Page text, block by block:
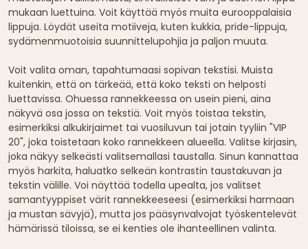
mukaan luettuina. Voit käyttää myös muita eurooppalaisia
lippuja. Löydät useita motiiveja, kuten kukkia, pride-lippuja,
sydämenmuotoisia suunnittelupohjia ja paljon muuta.
Voit valita oman, tapahtumaasi sopivan tekstisi. Muista
kuitenkin, että on tärkeää, että koko teksti on helposti
luettavissa. Ohuessa rannekkeessa on usein pieni, aina
näkyvä osa jossa on tekstiä. Voit myös toistaa tekstin,
esimerkiksi alkukirjaimet tai vuosiluvun tai jotain tyyliin "VIP
20", joka toistetaan koko rannekkeen alueella. Valitse kirjasin,
joka näkyy selkeästi valitsemallasi taustalla. Sinun kannattaa
myös harkita, haluatko selkeän kontrastin taustakuvan ja
tekstin välille. Voi näyttää todella upealta, jos valitset
samantyyppiset värit rannekkeeseesi (esimerkiksi harmaan
ja mustan sävyjä), mutta jos pääsynvalvojat työskentelevät
hämärissä tiloissa, se ei kenties ole ihanteellinen valinta.